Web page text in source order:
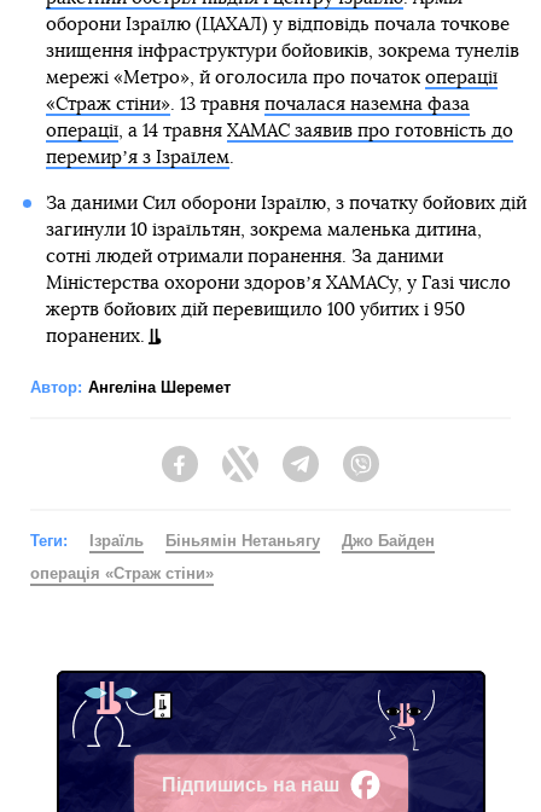
оборони Ізраїлю (ЦАХАЛ) у відповідь почала точкове
знищення інфраструктури бойовиків, зокрема тунелів
мережі «Метро», й оголосила про початок операції
«Страж стіни». 13 травня почалася наземна фаза
операції, а 14 травня ХАМАС заявив про готовність до
перемирʼя з Ізраїлем.
За даними Сил оборони Ізраїлю, з початку бойових дій
загинули 10 ізраїльтян, зокрема маленька дитина,
сотні людей отримали поранення. За даними
Міністерства охорони здоровʼя ХАМАСу, у Газі число
жертв бойових дій перевищило 100 убитих і 950
поранених.
Автор: Ангеліна Шеремет
FacebookTwitter Telegram
Теги: Ізраїль Біньямін Нетаньягу
Джо Байден
операція «Страж стіни»
Підпишись на наш
Facebook